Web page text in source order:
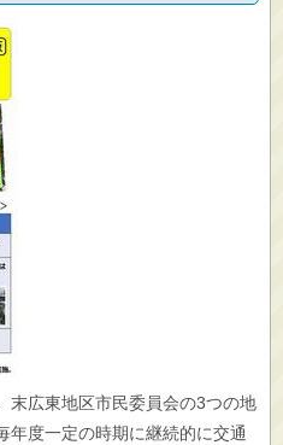
末広東地区市民委員会の3つの地
年度一定の時期に継続的に交通